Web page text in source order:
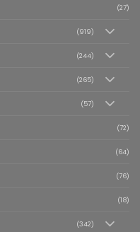
(27)
(919)
(244)
(265)
(57)
(72)
(64)
(76)
(18)
(342)